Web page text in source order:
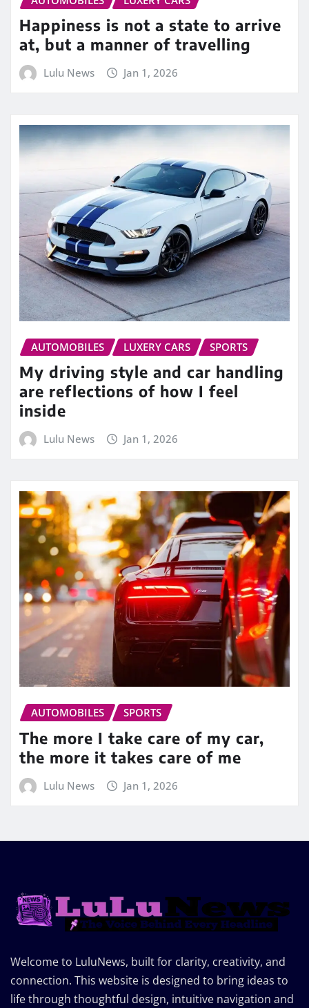
Happiness is not a state to arrive
at, but a manner of travelling
Lulu News Jan 1, 2026
AUTOMOBILES LUXERY CARS SPORTS
My driving style and car handling
are reflections of how I feel
inside
Lulu News Jan 1, 2026
AUTOMOBILES SPORTS
The more I take care of my car,
the more it takes care of me
Lulu News Jan 1, 2026
Welcome to LuluNews, built for clarity, creativity, and
connection. This website is designed to bring ideas to
life through thoughtful design, intuitive navigation and